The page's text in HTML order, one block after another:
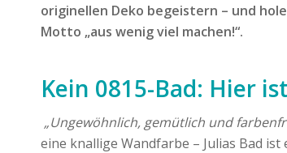
originellen Deko begeistern – und
Motto „aus wenig viel machen!“.
Kein 0815-Bad: Hier
„Ungewöhnlich, gemütlich und
eine knallige Wandfarbe – Julias Bad